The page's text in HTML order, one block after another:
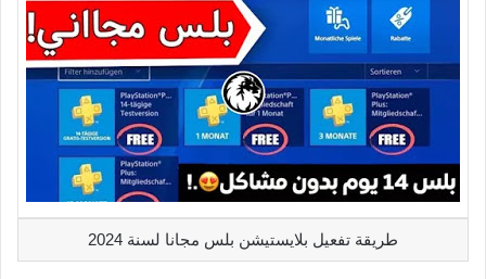
طريقة تفعيل بلايستيشن بلس مجانا لسنة 2024